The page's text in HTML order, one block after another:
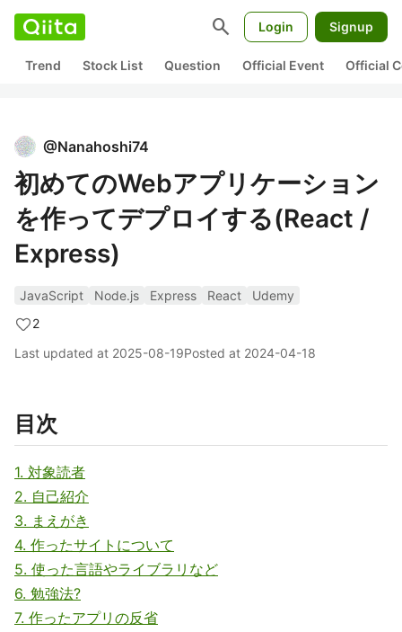
search Login Signup
Trend Stock List Question Official Event Official
@Nanahoshi74
初めてのWebアプリケーション
を作ってデプロイする(React /
Express)
JavaScript Node.js Express React
Udemy
2
Last updated at 2025-08-19Posted at 2024-04-18
目次
1. 対象読者
2. 自己紹介
3. まえがき
4. 作ったサイトについて
5. 使った言語やライブラリなど
6. 勉強法?
7. 作ったアプリの反省